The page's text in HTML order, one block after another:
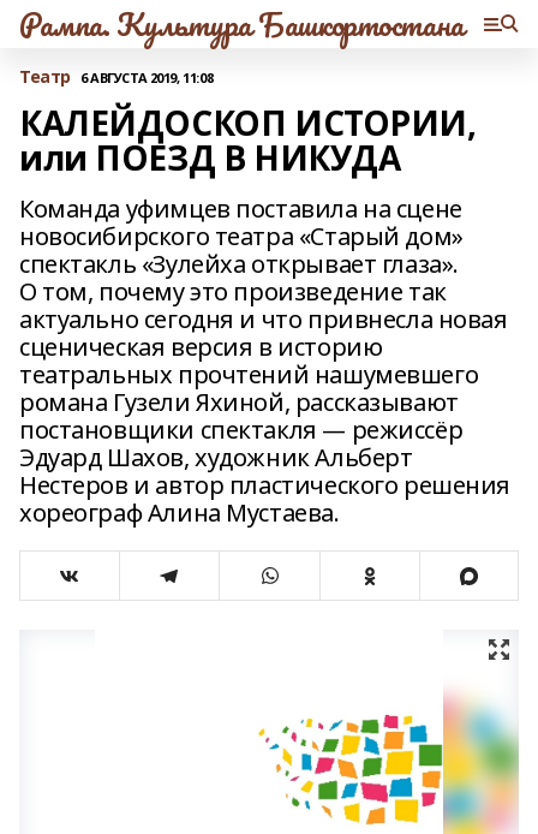
Рампа. Культура Башкортостана
Театр 6 АВГУСТА 2019, 11:08
КАЛЕЙДОСКОП ИСТОРИИ,
или ПОЕЗД В НИКУДА
Команда уфимцев поставила на сцене
новосибирского театра «Старый дом»
спектакль «Зулейха открывает глаза».
О том, почему это произведение так
актуально сегодня и что привнесла новая
сценическая версия в историю
театральных прочтений нашумевшего
романа Гузели Яхиной, рассказывают
постановщики спектакля — режиссёр
Эдуард Шахов, художник Альберт
Нестеров и автор пластического решения
хореограф Алина Мустаева.